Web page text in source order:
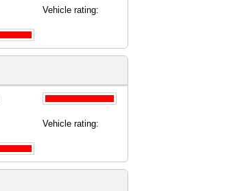
Vehicle rating:
Vehicle rating: